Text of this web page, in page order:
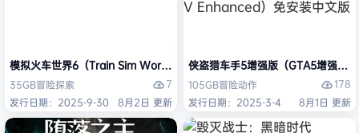
模拟火车世界6（Train Sim World 6）免安装中文版
35GB冒险探索
7
发行日期：2025-9-30
8月2日 更新
侠盗猎车手5增强版（GTA5增强版
105GB冒险动作
178
发行日期：2025-3-4
8月1日 更新